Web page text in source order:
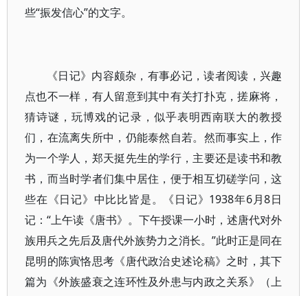
些“振发信心”的文字。
《日记》内容颇杂，有事必记，读者阅读，兴趣
点也不一样，有人留意到其中有关打扑克，搓麻将，
猜诗谜，玩博戏的记录，似乎表明西南联大的教授
们，在流离失所中，仍能泰然自若。然而事实上，作
为一个学人，郑天挺先生的学行，主要还是读书和教
书，而当时学者们集中居住，便于相互切磋学问，这
些在《日记》中比比皆是。《日记》1938年6月8日
记：“上午读《唐书》。下午授课一小时，述唐代对外
族用兵之先后及唐代外族势力之消长。”此时正是同在
昆明的陈寅恪思考《唐代政治史述论稿》之时，其下
篇为《外族盛衰之连环性及外患与内政之关系》（上